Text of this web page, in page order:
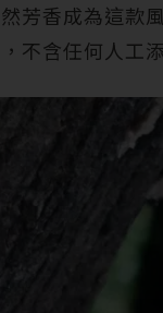
然芳香成為這款
，不含任何人工